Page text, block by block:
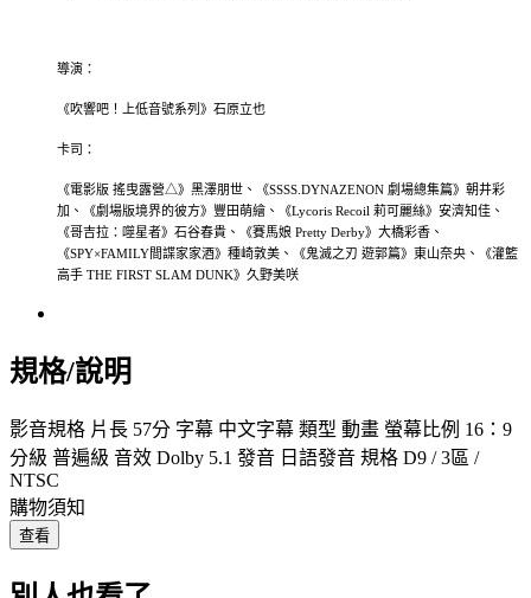
導演：
《吹響吧！上低音號系列》石原立也
卡司：
《電影版 搖曳露營△》黑澤朋世、《SSSS.DYNAZENON 劇場總集篇》朝井彩
加、《劇場版境界的彼方》豐田萌繪、《Lycoris Recoil 莉可麗絲》安濟知佳、
《哥吉拉：噬星者》石谷春貴、《賽馬娘 Pretty Derby》大橋彩香、
《SPY×FAMILY間諜家家酒》種崎敦美、《鬼滅之刃 遊郭篇》東山奈央、《灌籃
高手 THE FIRST SLAM DUNK》久野美咲
規格/說明
影音規格 片長 57分 字幕 中文字幕 類型 動畫 螢幕比例 16：9
分級 普遍級 音效 Dolby 5.1 發音 日語發音 規格 D9 / 3區 /
NTSC
購物須知
查看